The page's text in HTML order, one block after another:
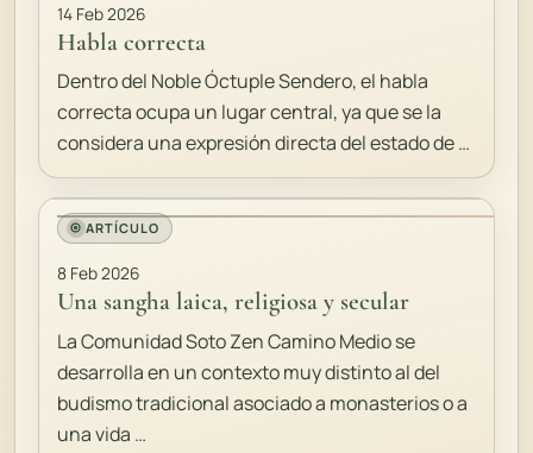
14 Feb 2026
Habla correcta
Dentro del Noble Óctuple Sendero, el habla
correcta ocupa un lugar central, ya que se la
considera una expresión directa del estado de …
ARTÍCULO
8 Feb 2026
Una sangha laica, religiosa y secular
La Comunidad Soto Zen Camino Medio se
desarrolla en un contexto muy distinto al del
budismo tradicional asociado a monasterios o a
una vida …